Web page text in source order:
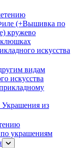
(+Вышивка по
кружево
искусства
видам
искусства
из
украшениям